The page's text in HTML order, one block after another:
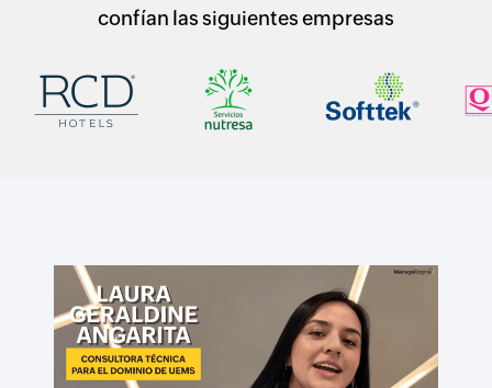
confían las siguientes empresas